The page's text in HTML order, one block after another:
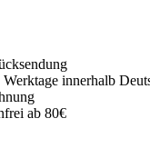
innerhalb
ab 80€